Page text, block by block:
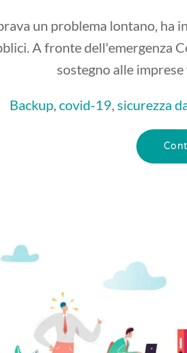
un problema lontano, ha
A fronte dell'emergenza
sostegno alle imprese
Backup covid-19 sicurezza